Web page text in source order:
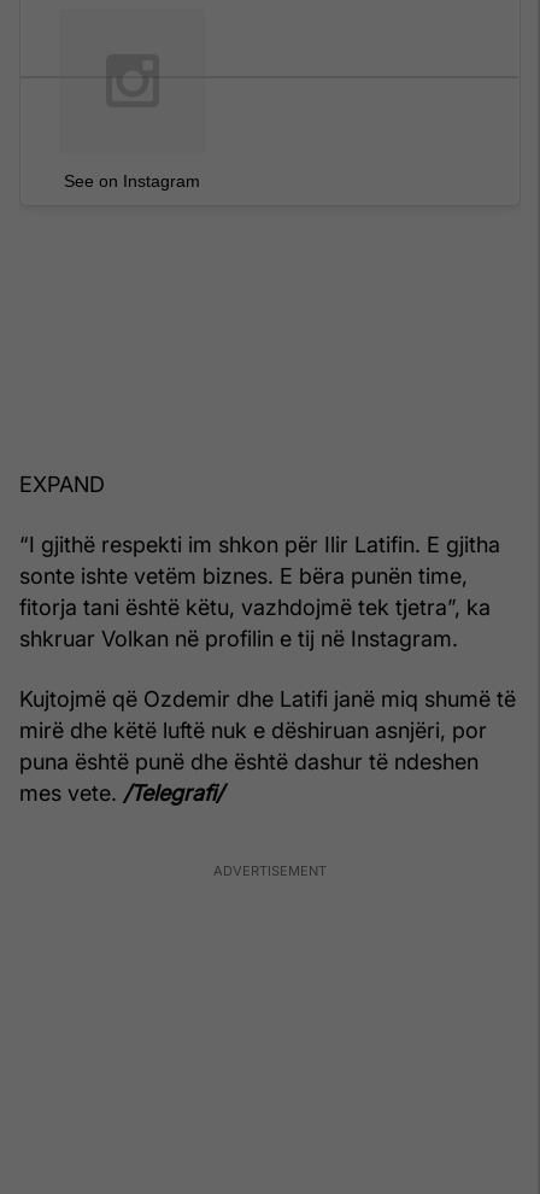
See on Instagram
EXPAND
“I gjithë respekti im shkon për Ilir Latifin. E gjitha
sonte ishte vetëm biznes. E bëra punën time,
fitorja tani është këtu, vazhdojmë tek tjetra”, ka
shkruar Volkan në profilin e tij në Instagram.
Kujtojmë që Ozdemir dhe Latifi janë miq shumë të
mirë dhe këtë luftë nuk e dëshiruan asnjëri, por
puna është punë dhe është dashur të ndeshen
mes vete. /Telegrafi/